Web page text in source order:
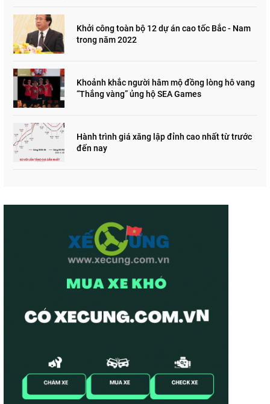
Khởi công toàn bộ 12 dự án cao tốc Bắc - Nam
trong năm 2022
Khoảnh khắc người hâm mộ đồng lòng hô vang
“Thắng vàng” ủng hộ SEA Games
Hành trình giá xăng lập đỉnh cao nhất từ trước
đến nay